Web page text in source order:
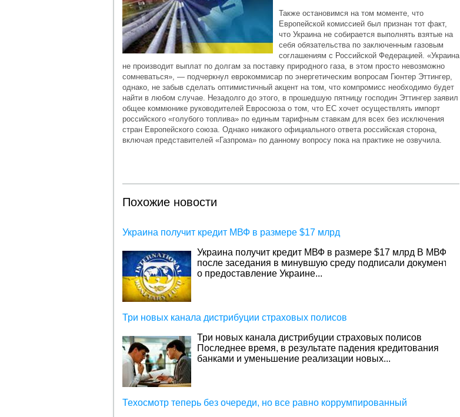
Также остановимся на том моменте, что
Европейской комиссией был признан тот факт,
что Украина не собирается выполнять взятые на
себя обязательства по заключенным газовым
соглашениям с Российской Федерацией. «Украина
не производит выплат по долгам за поставку природного газа, в этом просто невозможно
сомневаться», — подчеркнул еврокоммисар по энергетическим вопросам Гюнтер Эттингер,
однако, не забыв сделать оптимистичный акцент на том, что компромисс необходимо будет
найти в любом случае. Незадолго до этого, в прошедшую пятницу господин Эттингер заявил
общее коммюнике руководителей Евросоюза о том, что ЕС хочет осуществлять импорт
российского «голубого топлива» по единым тарифным ставкам для всех без исключения
стран Европейского союза. Однако никакого официального ответа российская сторона,
включая представителей «Газпрома» по данному вопросу пока на практике не озвучила.
Похожие новости
Украина получит кредит МВФ в размере $17 млрд
Украина получит кредит МВФ в размере $17 млрд В МВФ
после заседания в минувшую среду подписали документ
о предоставление Украине...
Три новых канала дистрибуции страховых полисов
Три новых канала дистрибуции страховых полисов
Последнее время, в результате падения кредитования
банками и уменьшение реализации новых...
Техосмотр теперь без очереди, но все равно коррумпированный